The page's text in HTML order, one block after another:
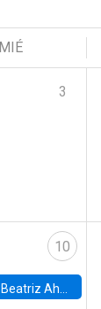
MIÉ
3
10
Beatriz Ahumada, PhD candidate, Universidad de Pittsburgh